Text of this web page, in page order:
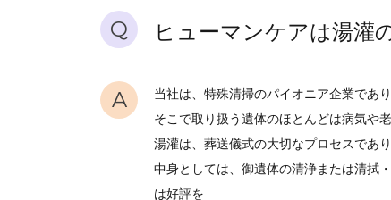
Q ヒューマンケアは湯灌
A
当社は、特殊清掃のパイオニア企業であ
そこで取り扱う遺体のほとんどは病気や
湯灌は、葬送儀式の大切なプロセスであ
中身としては、御遺体の清浄または清拭
は好評を